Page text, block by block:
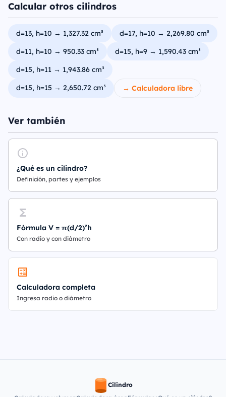
Calcular otros cilindros
d=13, h=10 → 1,327.32 cm³
d=17, h=10 → 2,269.80 cm³
d=11, h=10 → 950.33 cm³
d=15, h=9 → 1,590.43 cm³
d=15, h=11 → 1,943.86 cm³
d=15, h=15 → 2,650.72 cm³
→ Calculadora libre
Ver también
¿Qué es un cilindro?
Definición, partes y ejemplos
Fórmula V = π(d/2)²h
Con radio y con diámetro
Calculadora completa
Ingresa radio o diámetro
Cilindro